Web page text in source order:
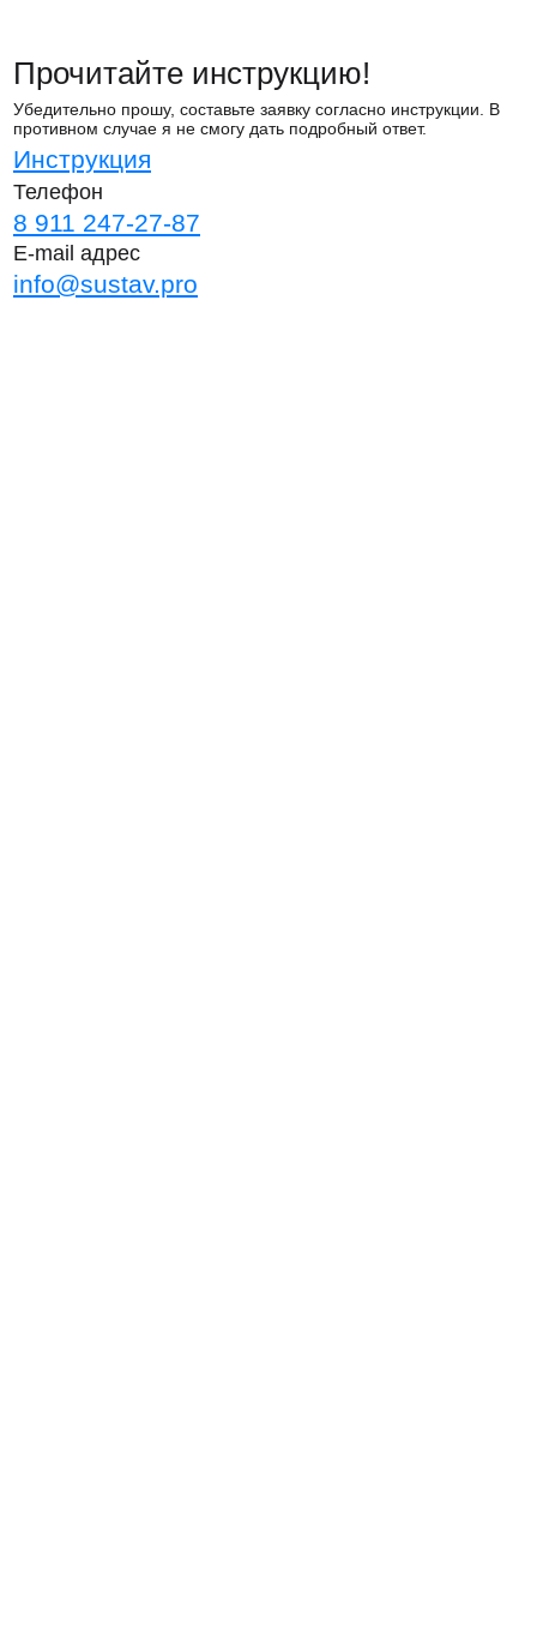
Прочитайте инструкцию!
Убедительно прошу, составьте заявку согласно инструкции. В
противном случае я не смогу дать подробный ответ.
Инструкция
Телефон
8 911 247-27-87
E-mail адрес
info@sustav.pro